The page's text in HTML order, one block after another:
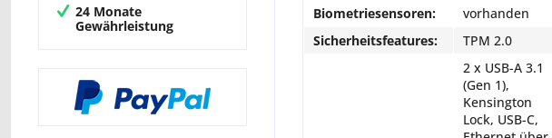
24 Monate
Gewährleistung
Biometriesensoren:
vorhanden
Sicherheitsfeatures:
TPM 2.0
2 x USB-A 3.1
(Gen 1),
Kensington
Lock, USB-C,